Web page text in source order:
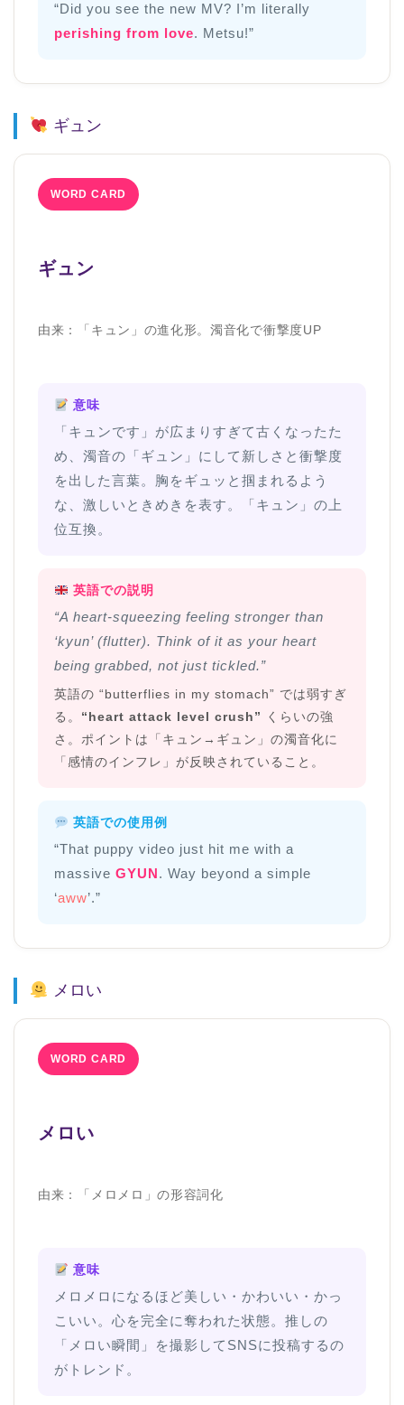
“Did you see the new MV? I’m literally
perishing from love. Metsu!”
ギュン
WORD CARD
ギュン
由来：「キュン」の進化形。濁音化で衝撃度UP
意味
「キュンです」が広まりすぎて古くなったた
め、濁音の「ギュン」にして新しさと衝撃度
を出した言葉。胸をギュッと掴まれるよう
な、激しいときめきを表す。「キュン」の上
位互換。
英語での説明
“A heart-squeezing feeling stronger than
‘kyun’ (flutter). Think of it as your heart
being grabbed, not just tickled.”
英語の “butterflies in my stomach” では弱すぎ
る。 “heart attack level crush”
くらいの強
さ。ポイントは「キュン→ギュン」の濁音化に
「感情のインフレ」が反映されていること。
英語での使用例
“That puppy video just hit me with a
massive GYUN. Way beyond a simple
‘aww’.”
メロい
WORD CARD
メロい
由来：「メロメロ」の形容詞化
意味
メロメロになるほど美しい・かわいい・かっ
こいい。心を完全に奪われた状態。推しの
「メロい瞬間」を撮影してSNSに投稿するの
がトレンド。